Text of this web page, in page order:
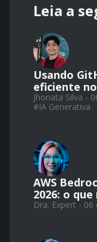
Leia a
Usando
eficiente
Jhonata Silva -
#IA Generativa
AWS
2026: o
Dra. Expert -